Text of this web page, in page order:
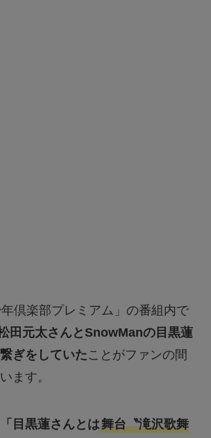
倶楽部プレミアム」の番組内で
田元太さんと SnowManの目黒蓮
ぎをしていたことがファンの間
ます。
「目黒蓮さんとは舞台〝滝沢歌舞